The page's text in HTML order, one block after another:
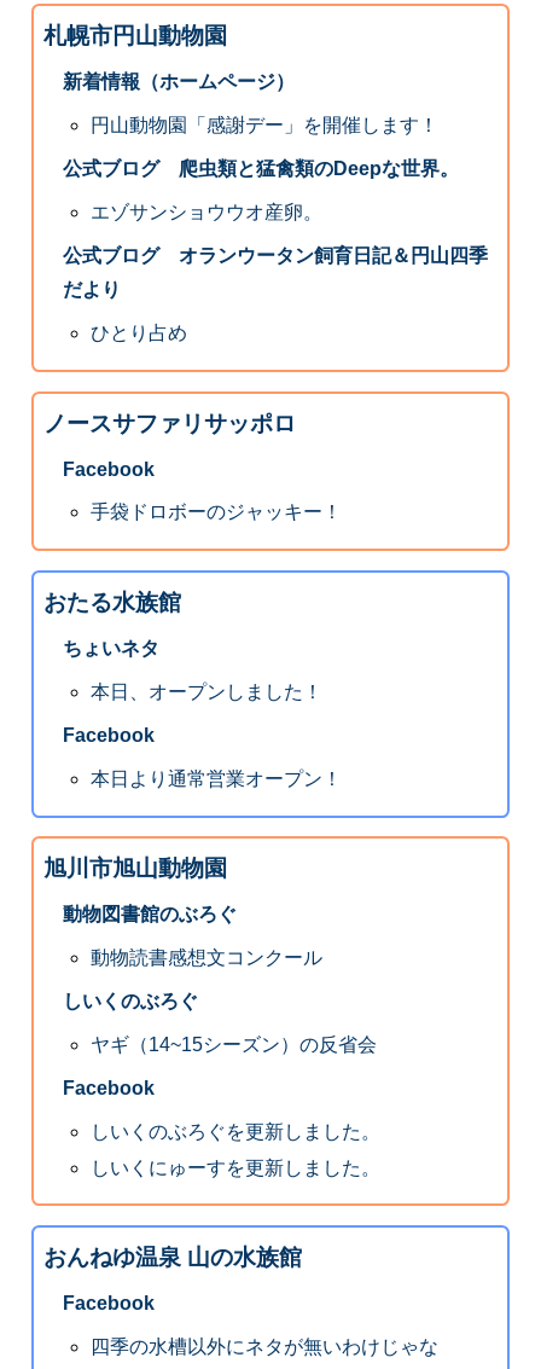
札幌市円山動物園
新着情報（ホームページ）
円山動物園「感謝デー」を開催します！
公式ブログ 爬虫類と猛禽類のDeepな世界。
エゾサンショウウオ産卵。
公式ブログ オランウータン飼育日記＆円山四季
だより
ひとり占め
ノースサファリサッポロ
Facebook
手袋ドロボーのジャッキー！
おたる水族館
ちょいネタ
本日、オープンしました！
Facebook
本日より通常営業オープン！
旭川市旭山動物園
動物図書館のぶろぐ
動物読書感想文コンクール
しいくのぶろぐ
ヤギ（14~15シーズン）の反省会
Facebook
しいくのぶろぐを更新しました。
しいくにゅーすを更新しました。
おんねゆ温泉 山の水族館
Facebook
四季の水槽以外にネタが無いわけじゃな